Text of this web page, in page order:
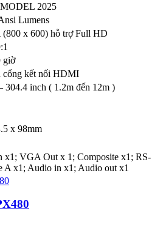
2025
Lumens
(800 x 600) hỗ trợ Full HD
giờ
cổng kết nối HDMI
304.4 inch ( 1.2m đến 12m )
x 98mm
VGA Out x 1; Composite x1; RS-
A x1; Audio in x1; Audio out x1